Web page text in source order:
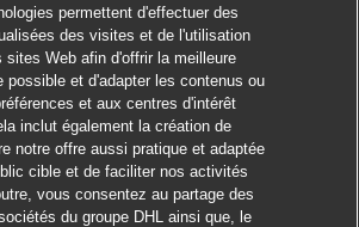
permettent d'effectuer des
des visites et de l'utilisation
sites Web afin d'offrir la meilleure
possible et d'adapter les contenus ou
et aux centres d'intérêt
inclut également la création de
notre offre aussi pratique et adaptée
cible et de faciliter nos activités
vous consentez au partage des
du groupe DHL ainsi que, le